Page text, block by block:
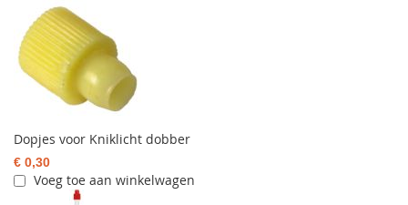
Dopjes voor Kniklicht dobber
€ 0,30
Voeg toe aan winkelwagen